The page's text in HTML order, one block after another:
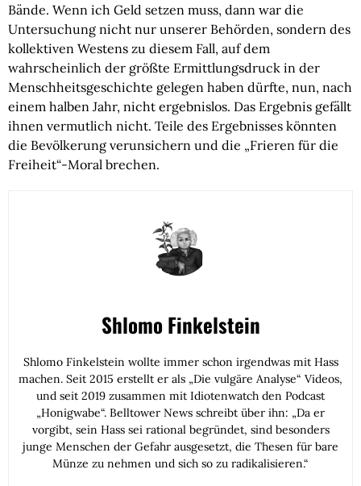
Bände. Wenn ich Geld setzen muss, dann war die
Untersuchung nicht nur unserer Behörden, sondern des
kollektiven Westens zu diesem Fall, auf dem
wahrscheinlich der größte Ermittlungsdruck in der
Menschheitsgeschichte gelegen haben dürfte, nun, nach
einem halben Jahr, nicht ergebnislos. Das Ergebnis gefällt
ihnen vermutlich nicht. Teile des Ergebnisses könnten
die Bevölkerung verunsichern und die „Frieren für die
Freiheit“-Moral brechen.
Shlomo Finkelstein
Shlomo Finkelstein wollte immer schon irgendwas mit Hass
machen. Seit 2015 erstellt er als „Die vulgäre Analyse“ Videos,
und seit 2019 zusammen mit Idiotenwatch den Podcast
„Honigwabe“. Belltower News schreibt über ihn: „Da er
vorgibt, sein Hass sei rational begründet, sind besonders
junge Menschen der Gefahr ausgesetzt, die Thesen für bare
Münze zu nehmen und sich so zu radikalisieren.“